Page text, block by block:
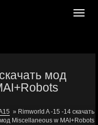
мод
» Rimworld A -15 -14 скачать
Miscellaneous w MAI+Robots